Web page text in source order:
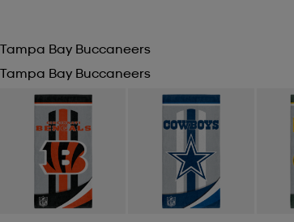
Tampa Bay Buccaneers
Tampa Bay Buccaneers